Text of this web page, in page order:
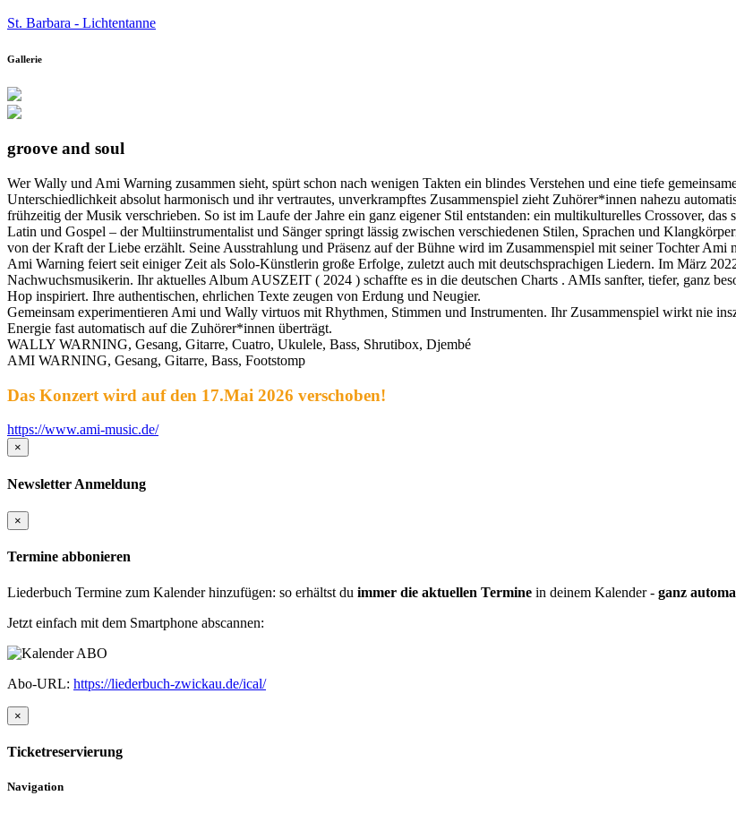
St. Barbara - Lichtentanne
Gallerie
groove and soul
Wer Wally und Ami Warning zusammen sieht, spürt schon nach wenigen Takten ein blindes Verstehen und eine tiefe
Unterschiedlichkeit absolut harmonisch und ihr vertrautes, unverkrampftes Zusammenspiel zieht Zuhörer*innen nahezu
frühzeitig der Musik verschrieben. So ist im Laufe der Jahre ein ganz eigener Stil entstanden: ein multikulturelles Crossover,
Latin und Gospel – der Multiinstrumentalist und Sänger springt lässig zwischen verschiedenen Stilen, Sprachen und
von der Kraft der Liebe erzählt. Seine Ausstrahlung und Präsenz auf der Bühne wird im Zusammenspiel mit seiner Tochter Ami
Ami Warning feiert seit einiger Zeit als Solo-Künstlerin große Erfolge, zuletzt auch mit deutschsprachigen Liedern. Im März
Nachwuchsmusikerin. Ihr aktuelles Album AUSZEIT ( 2024 ) schaffte es in die deutschen Charts . AMIs sanfter, tiefer, ganz
Hop inspiriert. Ihre authentischen, ehrlichen Texte zeugen von Erdung und Neugier.
Gemeinsam experimentieren Ami und Wally virtuos mit Rhythmen, Stimmen und Instrumenten. Ihr Zusammenspiel wirkt nie
Energie fast automatisch auf die Zuhörer*innen überträgt.
WALLY WARNING, Gesang, Gitarre, Cuatro, Ukulele, Bass, Shrutibox, Djembé
AMI WARNING, Gesang, Gitarre, Bass, Footstomp
Das Konzert wird auf den 17.Mai 2026 verschoben!
https://www.ami-music.de/
×
Newsletter Anmeldung
×
Termine abbonieren
Liederbuch Termine zum Kalender hinzufügen: so erhältst du immer die aktuellen Termine in deinem Kalender - ganz
Jetzt einfach mit dem Smartphone abscannen:
Abo-URL: https://liederbuch-zwickau.de/ical/
×
Ticketreservierung
Navigation